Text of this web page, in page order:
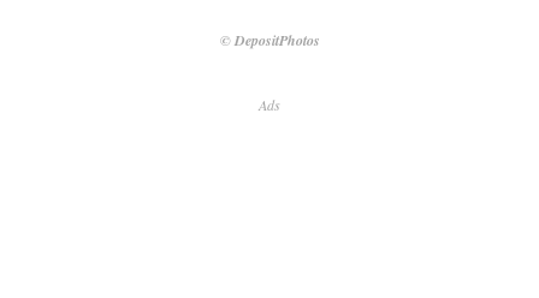
© DepositPhotos
Ads